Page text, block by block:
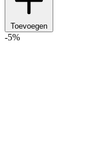
Toevoegen
-5%